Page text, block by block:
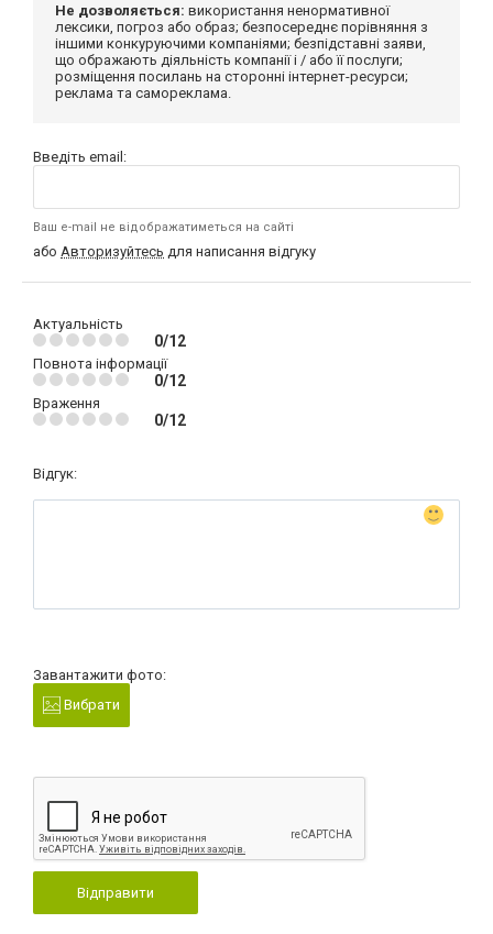
Не дозволяється: використання ненормативної
лексики, погроз або образ; безпосереднє порівняння з
іншими конкуруючими компаніями; безпідставні заяви,
що ображають діяльність компанії і / або її послуги;
розміщення посилань на сторонні інтернет-ресурси;
реклама та самореклама.
Введіть email:
Ваш e-mail не відображатиметься на сайті
або Авторизуйтесь для написання відгуку
Актуальність
0/12
Повнота інформації
0/12
Враження
0/12
Відгук:
Завантажити фото:
Вибрати
Відправити